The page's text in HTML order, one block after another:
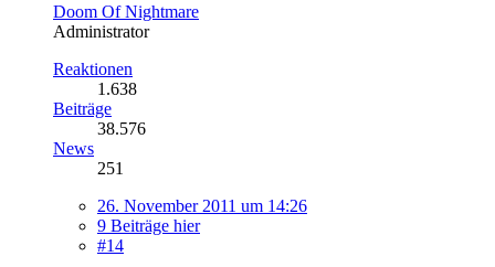
Doom Of Nightmare
Administrator
Reaktionen
1.638
Beiträge
38.576
News
251
26. November 2011 um 14:26
9 Beiträge hier
#14